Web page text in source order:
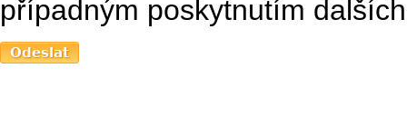
případným poskytnutím